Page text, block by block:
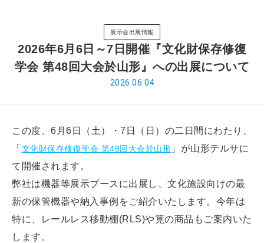
展示会出展情報
2026年6月6日～7日開催『文化財保存修復
学会 第48回大会於山形』への出展について
2026.06.04
この度、6月6日（土）・7日（日）の二日間にわたり、
「 文化財保存修復学会 第48回大会於山形 」が山形テルサに
て開催されます。
弊社は機器等展示ブースに出展し、文化施設向けの最
新の保管機器や納入事例をご紹介いたします。今年は
特に、レールレス移動棚(RLS)や筧の商品もご案内いた
します。